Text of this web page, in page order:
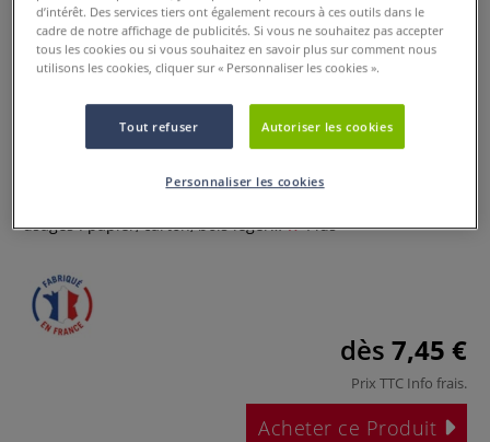
Colle vinylique blanche Artist
Junior
usages : papier, carton, bois léger…
Plus
dès 7,45 €
Prix TTC Info frais.
Acheter ce Produit
d’intérêt. Des services tiers ont également recours à ces outils dans le
cadre de notre affichage de publicités. Si vous ne souhaitez pas accepter
tous les cookies ou si vous souhaitez en savoir plus sur comment nous
utilisons les cookies, cliquer sur « Personnaliser les cookies ».
Tout refuser Autoriser les cookies
Personnaliser les cookies